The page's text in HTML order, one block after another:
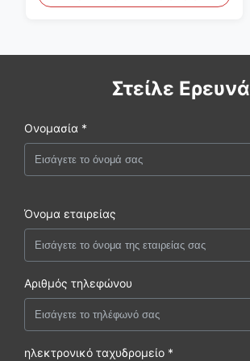
Στείλε Ερευνά
Ονομασία *
Όνομα εταιρείας
Αριθμός τηλεφώνου
ηλεκτρονικό ταχυδρομείο *